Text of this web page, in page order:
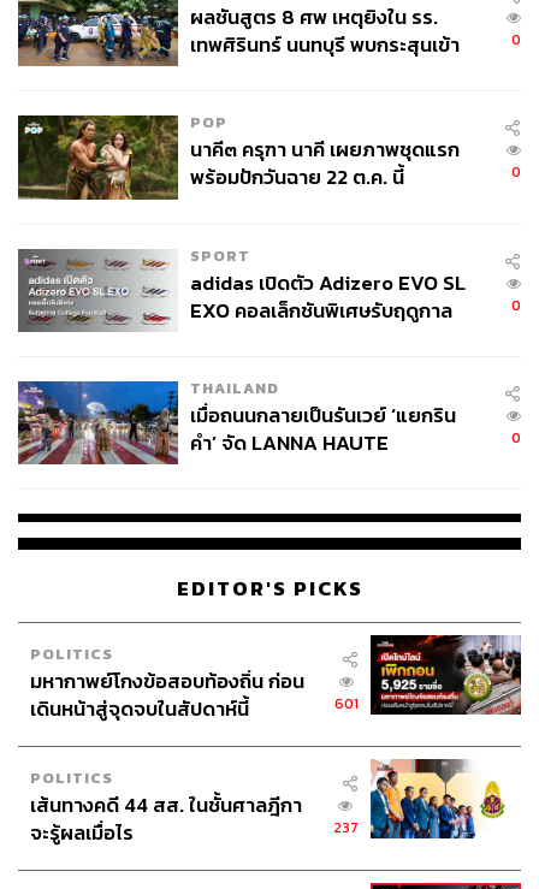
ผลชันสูตร 8 ศพ เหตุยิงใน รร.
เทพศิรินทร์ นนทบุรี พบกระสุนเข้า
0
POP
นาคี๓ ครุฑา นาคี เผยภาพชุดแรก
พร้อมปักวันฉาย 22 ต.ค. นี้
0
SPORT
adidas เปิดตัว Adizero EVO SL
EXO คอลเล็กชันพิเศษรับฤดูกาล
0
THAILAND
เมื่อถนนกลายเป็นรันเวย์ ‘แยกริน
คำ’ จัด LANNA HAUTE
0
EDITOR'S PICKS
POLITICS
มหากาพย์โกงข้อสอบท้องถิ่น ก่อน
เดินหน้าสู่จุดจบในสัปดาห์นี้
601
POLITICS
เส้นทางคดี 44 สส. ในชั้นศาลฎีกา
จะรู้ผลเมื่อไร
237